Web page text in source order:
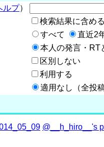
ルプ）
検索結果に含める
すべて 直近2
本人の発言・RT
区別しない
利用する
適用なし（全投
@__h_hiro__'s